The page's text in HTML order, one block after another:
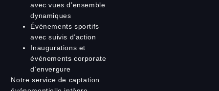
avec vues d’ensemble
dynamiques
Événements sportifs
avec suivis d’action
Inaugurations et
événements corporate
d’envergure
Notre service de captation